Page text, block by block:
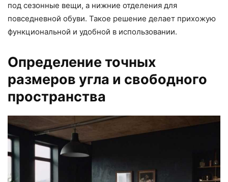
под сезонные вещи, а нижние отделения для
повседневной обуви. Такое решение делает прихожую
функциональной и удобной в использовании.
Определение точных
размеров угла и свободного
пространства